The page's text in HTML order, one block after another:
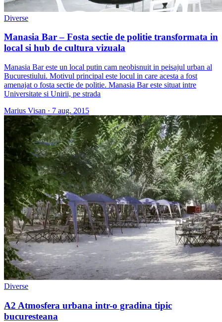
Diverse
Manasia Bar – Fosta sectie de politie transformata in
local si hub de cultura vizuala
Manasia Bar este un local putin cam neobisnuit in peisajul urban al
Bucurestiului. Motivul principal este locul in care acesta a fost
amenajat o fosta sectie de politie. Manasia Bar este situat intre
Universitate si Unirii, pe strada
Marius Visan · 7 aug. 2015
Diverse
A2 Atmosfera urbana intr-o gradina tipic
bucuresteana